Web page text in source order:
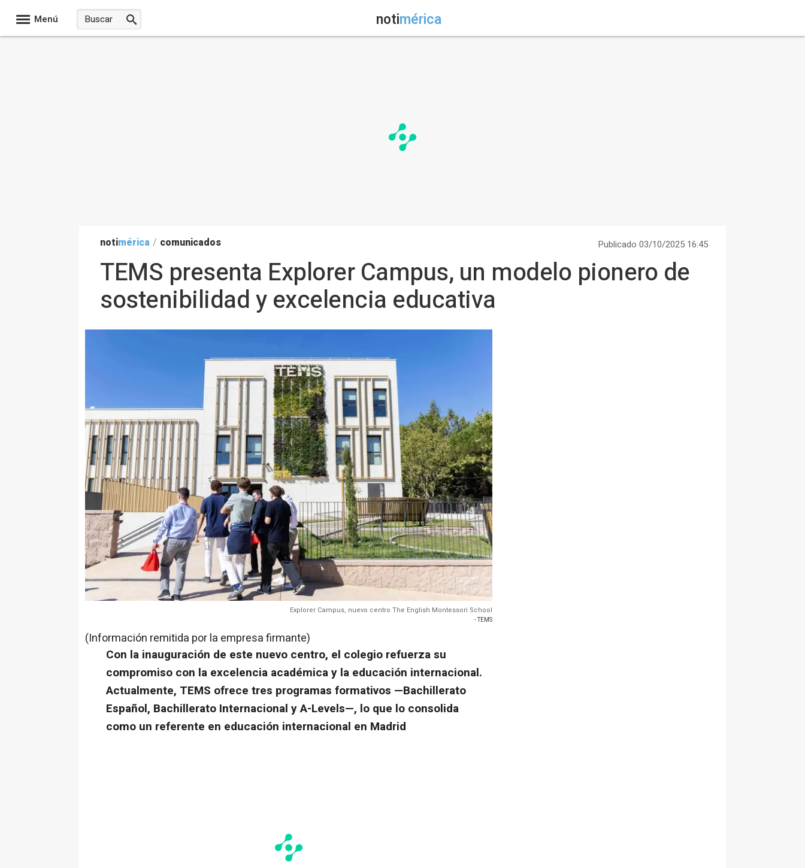
Menú notimérica
notimérica / comunicados Publicado 03/10/2025 16:45
TEMS presenta Explorer Campus, un modelo pionero de
sostenibilidad y excelencia educativa
Explorer Campus, nuevo centro The English Montessori School
- TEMS
(Información remitida por la empresa firmante)
Con la inauguración de este nuevo centro, el colegio refuerza su
compromiso con la excelencia académica y la educación internacional.
Actualmente, TEMS ofrece tres programas formativos —Bachillerato
Español, Bachillerato Internacional y A-Levels—, lo que lo consolida
como un referente en educación internacional en Madrid